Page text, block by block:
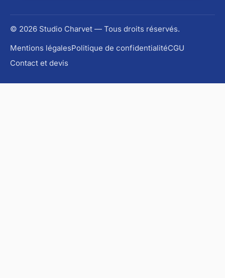
© 2026 Studio Charvet — Tous droits réservés.
Mentions légalesPolitique de confidentialitéCGU
Contact et devis